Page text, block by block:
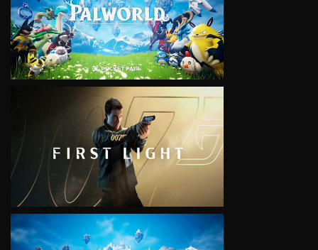
VIEW
VIEW